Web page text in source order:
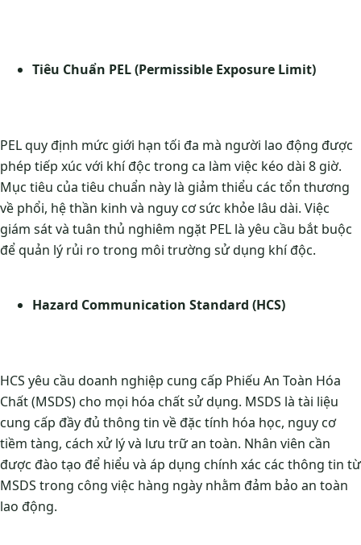
Tiêu Chuẩn PEL (Permissible Exposure Limit)
PEL quy định mức giới hạn tối đa mà người lao động được
phép tiếp xúc với khí độc trong ca làm việc kéo dài 8 giờ.
Mục tiêu của tiêu chuẩn này là giảm thiểu các tổn thương
về phổi, hệ thần kinh và nguy cơ sức khỏe lâu dài. Việc
giám sát và tuân thủ nghiêm ngặt PEL là yêu cầu bắt buộc
để quản lý rủi ro trong môi trường sử dụng khí độc.
Hazard Communication Standard (HCS)
HCS yêu cầu doanh nghiệp cung cấp Phiếu An Toàn Hóa
Chất (MSDS) cho mọi hóa chất sử dụng. MSDS là tài liệu
cung cấp đầy đủ thông tin về đặc tính hóa học, nguy cơ
tiềm tàng, cách xử lý và lưu trữ an toàn. Nhân viên cần
được đào tạo để hiểu và áp dụng chính xác các thông tin từ
MSDS trong công việc hàng ngày nhằm đảm bảo an toàn
lao động.